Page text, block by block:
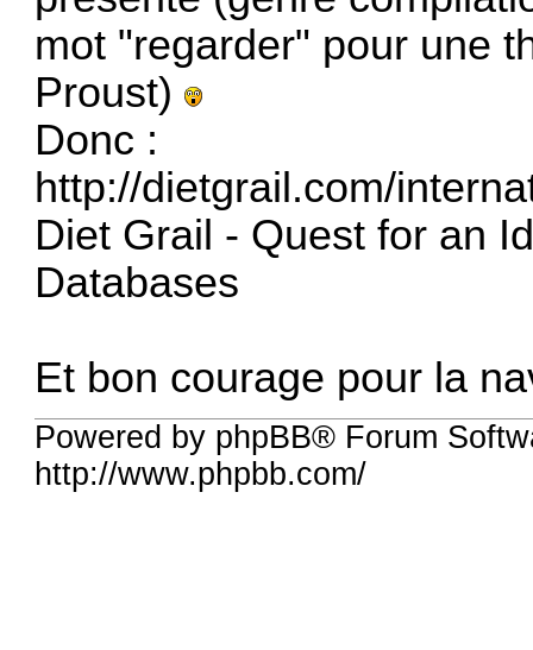
mot "regarder" pour une
Proust)
Donc :
http://dietgrail.com/
Diet Grail - Quest for an
Databases
Et bon courage pour la
Powered by phpBB® Forum
http://www.phpbb.com/